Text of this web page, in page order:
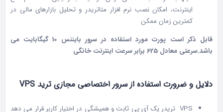
اینترنت، امکان نصب نرم افزار متاتریدر و تحلیل بازارهای مالی در
کمترین زمان ممکن
قابل ذکر است پورت مورد استفاده در سرور بایننس 10 گیگابایت می
باشد.سرعتی معادل 625 برابر سرعت اینترنت خانگی
دلایل و ضرورت استفاده از سرور اختصاصی مجازی ترید VPS
VPS تریدر یک آی پی ثابت و همیشگی در اختیار کاربر قرار می دهد